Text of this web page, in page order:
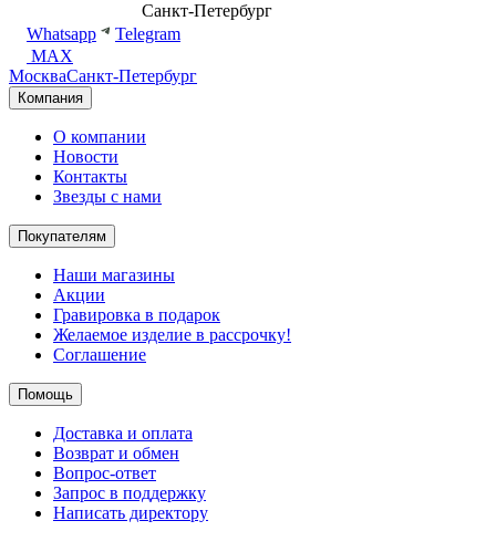
Санкт-Петербург
Whatsapp
Telegram
MAX
МоскваСанкт-Петербург
Компания
О компании
Новости
Контакты
Звезды с нами
Покупателям
Наши магазины
Акции
Гравировка в подарок
Желаемое изделие в рассрочку!
Соглашение
Помощь
Доставка и оплата
Возврат и обмен
Вопрос-ответ
Запрос в поддержку
Написать директору